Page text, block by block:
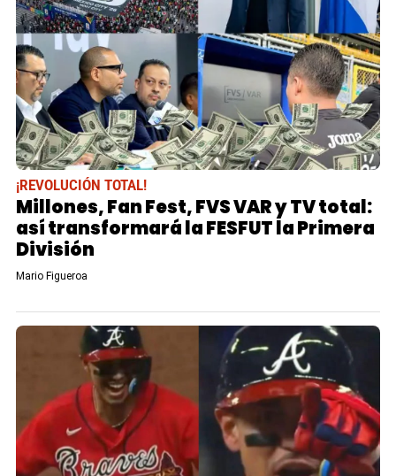
¡REVOLUCIÓN TOTAL!
Millones, Fan Fest, FVS VAR y TV total:
así transformará la FESFUT la Primera
División
Mario Figueroa